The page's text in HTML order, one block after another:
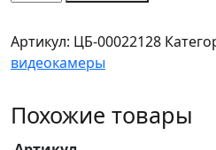
товара
Optimus
AHD-
Артикул: ЦБ-00022128
видеокамеры
Похожие товары